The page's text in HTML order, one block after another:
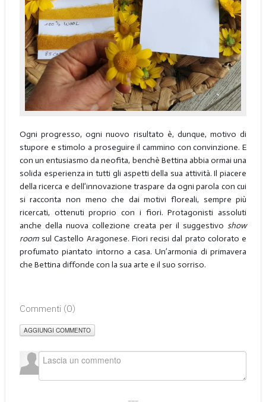
Ogni progresso, ogni nuovo risultato è, dunque, motivo di
stupore e stimolo a proseguire il cammino con convinzione. E
con un entusiasmo da neofita, benchè Bettina abbia ormai una
solida esperienza in tutti gli aspetti della sua attività. Il piacere
della ricerca e dell’innovazione traspare da ogni parola con cui
si racconta non meno che dai motivi floreali, sempre più
ricercati, ottenuti proprio con i fiori. Protagonisti assoluti
anche della nuova collezione creata per il suggestivoshow
roomsul Castello Aragonese. Fiori recisi dal prato colorato e
profumato piantato intorno a casa. Un’armonia di primavera
che Bettina diffonde con la sua arte e il suo sorriso.
Commenti (0)
AGGIUNGI COMMENTO